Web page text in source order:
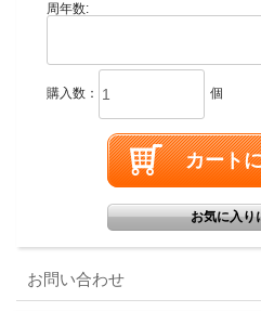
周年数:
購入数： 個
お問い合わせ